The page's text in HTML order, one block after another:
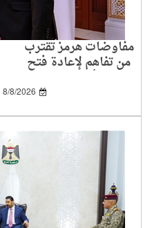
مفاوضات هرمز تقترب
من تفاهم لإعادة فتح
الممر أمام الملاحة
8/8/2026 11:56:19 AM